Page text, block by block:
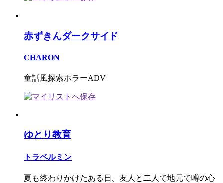
赤ずきんダークサイド
CHARON
童話風探索ホラーADV
ゆとり教育
トラベルミン
夏も終わりかけたある日、友人と二人で地元で噂の心